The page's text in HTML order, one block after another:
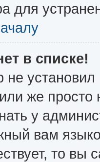
для
в списке!
не
же просто
у
вам
то вы